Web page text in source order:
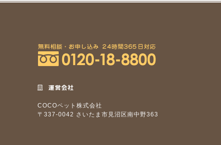
運営会社
COCOペット株式会社
〒337-0042 さいたま市見沼区南中野363